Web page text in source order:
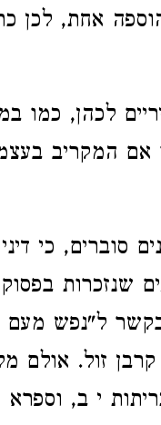
אחת, לכן
לכהן, כמו
המקריב
כי
שנזכרות
ל"נפש מעם
זול. אולם
י ב, וספרא